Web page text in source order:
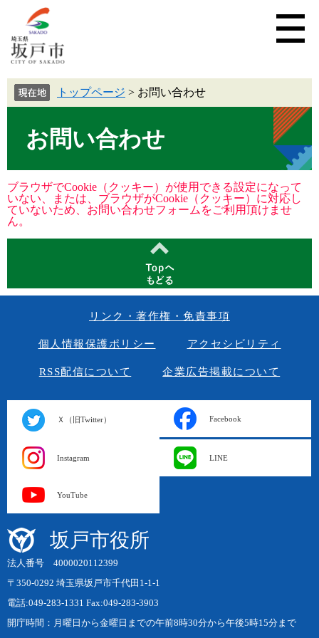
トップページ > お問い合わせ
お問い合わせ
ブラウザでCookie（クッキー）が使用できる設定になって
いない、または、ブラウザがCookie（クッキー）に対応し
ていないため、お問い合わせフォームをご利用頂けませ
ん。
リンク・著作権・免責事項
個人情報保護ポリシー アクセシビリティ
RSS配信について 企業広告掲載について
Ｘ（旧Twitter） Facebook
Instagram LINE
YouTube
坂戸市役所
法人番号 4000020112399
〒350-0292 埼玉県坂戸市千代田1-1-1
電話:049-283-1331 Fax:049-283-3903
開庁時間：月曜日から金曜日までの午前8時30分から午後5時15分まで